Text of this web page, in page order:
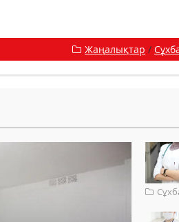
Жаңалықтар /